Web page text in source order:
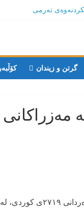
تەرمی
لە مەترسیدایە
دوو گەنج لەلایەن
ئێرانەوە
کوژرانی دوو
بە تەقەی
گرتن و زیندان